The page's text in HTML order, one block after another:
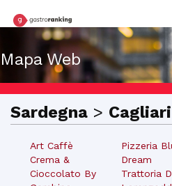
Mapa Web
Sardegna > Cagliari
Art Caffè
Crema &
Cioccolato By
Pizzeria
Dream
Trattoria